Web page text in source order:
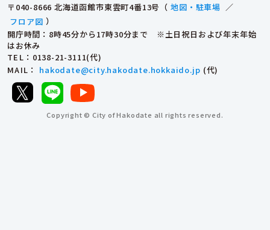
〒040-8666 北海道函館市東雲町4番13号（ 地図・駐車場 ／
フロア図 ）
開庁時間：8時45分から17時30分まで ※土日祝日および年末年始
はお休み
TEL ：0138-21-3111(代)
MAIL ： hakodate@city.hakodate.hokkaido.jp (代)
Copyright © City of Hakodate all rights reserved.